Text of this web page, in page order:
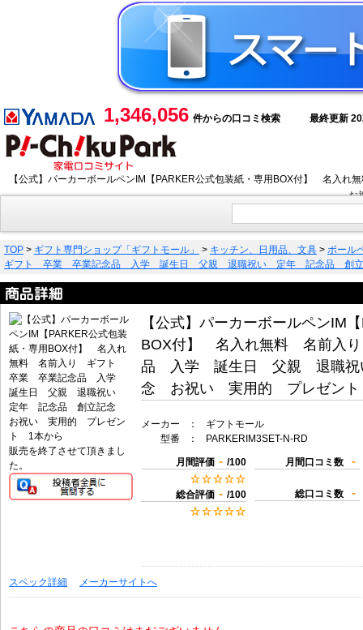
1,346,056 件からの口コミ検索 最終更新
【公式】パーカーボールペンIM【PARKER公式包装紙・専用BOX付
お
TOP > ギフト専門ショップ「ギフトモール」 > キッチン、日用品、文具 > ボール
ギフト 卒業 卒業記念品 入学 誕生日 父親 退職祝い 定年 記念品 創
販売を終了させて頂きまし
た。
【公式】パーカーボールペンIM
BOX付】 名入れ無料 名前入
品 入学 誕生日 父親 退職
念 お祝い 実用的 プレゼン
メーカー ：
ギフトモール
型番
： PARKERIM3SET-N-RD
月間評価 - /100
総合評価 - /100
月間口コミ数 -
総口コミ数 -
スペック詳細 メーカーサイトへ